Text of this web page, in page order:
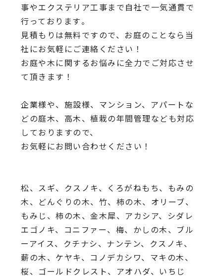
事やエクステリア工事まで自社で一気通貫で
行っております。
見積もりは無料ですので、 お庭のことなら当
社にお気軽にご連絡ください！
お庭や木に関するお悩みに全力でご対応させ
て頂きます！
企業様や、施設様、マンション、アパートな
どの庭木、高木、植栽の年間管理なども対応
しておりますので、
お気軽にお問い合わせください！
松、スギ、クスノキ、くろがねもち、もみの
木、どんぐりの木、 竹、柿の木、オリーブ、
もみじ、柿の木、金木犀、アカシア、 シダレ
エゴノキ、コニファー、梅、かしの木、ブル
ーアイス、 クチナシ、ナンテン、クスノキ、
薪の木、ケヤキ、コノデカシワ、マキの木、
桜、 ゴールドクレスト、アオハダ、いちじ